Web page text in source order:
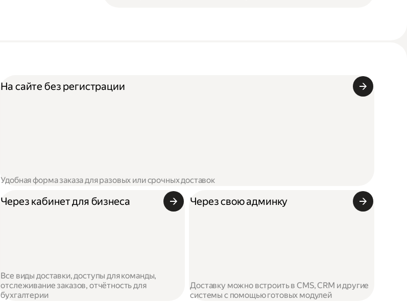
На сайте без регистрации
Удобная форма заказа для разовых или срочных доставок
Через кабинет для бизнеса
Все виды доставки, доступы для команды,
отслеживание заказов, отчётность для
бухгалтерии
Через свою админку
Доставку можно встроить в CMS, CRM и другие
системы с помощью готовых модулей